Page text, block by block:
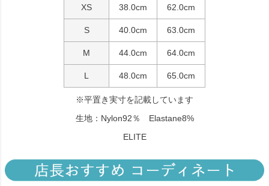
XS 38.0cm 62.0cm
S 40.0cm 63.0cm
M 44.0cm 64.0cm
L 48.0cm 65.0cm
※平置き実寸を記載しています
生地：Nylon92％ Elastane8%
ELITE